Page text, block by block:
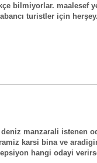
bilmiyorlar. maalesef
turistler için
manzarali istenen
karsi bina ve
hangi odayi